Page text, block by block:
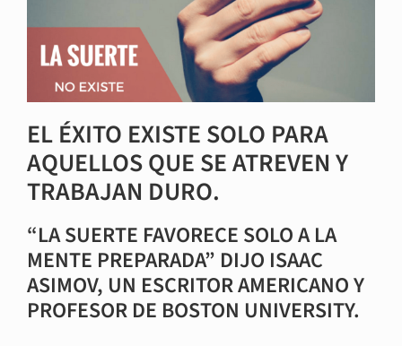
EL ÉXITO EXISTE SOLO PARA
AQUELLOS QUE SE ATREVEN Y
TRABAJAN DURO.
“LA SUERTE FAVORECE SOLO A LA
MENTE PREPARADA” DIJO ISAAC
ASIMOV, UN ESCRITOR AMERICANO Y
PROFESOR DE BOSTON UNIVERSITY.